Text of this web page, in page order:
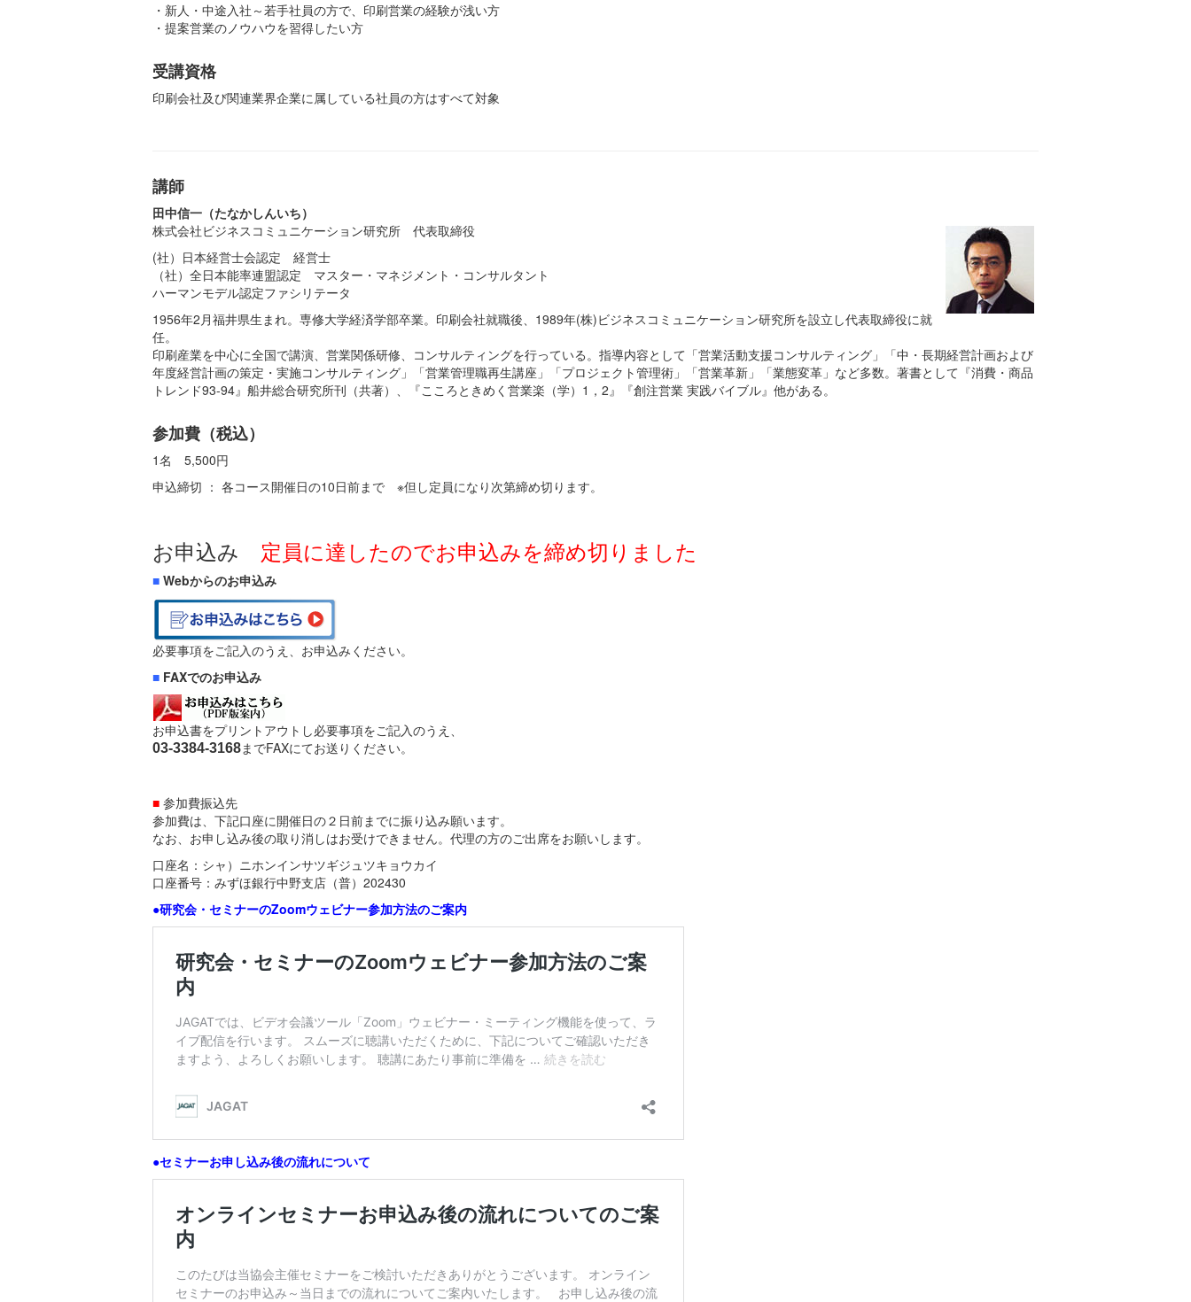
・新人・中途入社～若手社員の方で、印刷営業の経験が浅い方
・提案営業のノウハウを習得したい方
受講資格
印刷会社及び関連業界企業に属している社員の方はすべて対象
講師
田中信一（たなかしんいち）
株式会社ビジネスコミュニケーション研究所 代表取締役
(社）日本経営士会認定 経営士
（社）全日本能率連盟認定 マスター・マネジメント・コンサルタント
ハーマンモデル認定ファシリテータ
1956年2月福井県生まれ。専修大学経済学部卒業。印刷会社就職後、1989年(株)ビジネスコミュニケーション研究所を設立し代表取締役に就
任。
印刷産業を中心に全国で講演、営業関係研修、コンサルティングを行っている。指導内容として「営業活動支援コンサルティング」「中・長期経営計画および
年度経営計画の策定・実施コンサルティング」「営業管理職再生講座」「プロジェクト管理術」「営業革新」「業態変革」など多数。著書として『消費・商品
トレンド93-94』船井総合研究所刊（共著）、『こころときめく営業楽（学）1，2』『創注営業 実践バイブル』他がある。
参加費（税込）
1名 5,500円
申込締切 ： 各コース開催日の10日前まで ※但し定員になり次第締め切ります。
お申込み 定員に達したのでお申込みを締め切りました
■ Webからのお申込み
必要事項をご記入のうえ、お申込みください。
■ FAXでのお申込み
お申込書をプリントアウトし必要事項をご記入のうえ、
03-3384-3168までFAXにてお送りください。
■ 参加費振込先
参加費は、下記口座に開催日の２日前までに振り込み願います。
なお、お申し込み後の取り消しはお受けできません。代理の方のご出席をお願いします。
口座名：シャ）ニホンインサツギジュツキョウカイ
口座番号：みずほ銀行中野支店（普）202430
●研究会・セミナーのZoomウェビナー参加方法のご案内
●セミナーお申し込み後の流れについて